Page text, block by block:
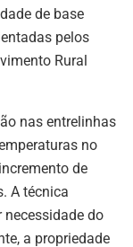
de base
pelos
Rural
nas entrelinhas
no
de
A técnica
do
a propriedade